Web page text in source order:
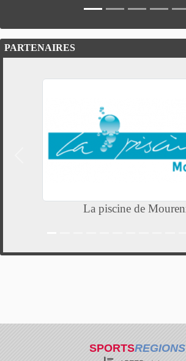
PARTENAIRES
La piscine de Mourenx
Précedent
SPORTSREGIONS